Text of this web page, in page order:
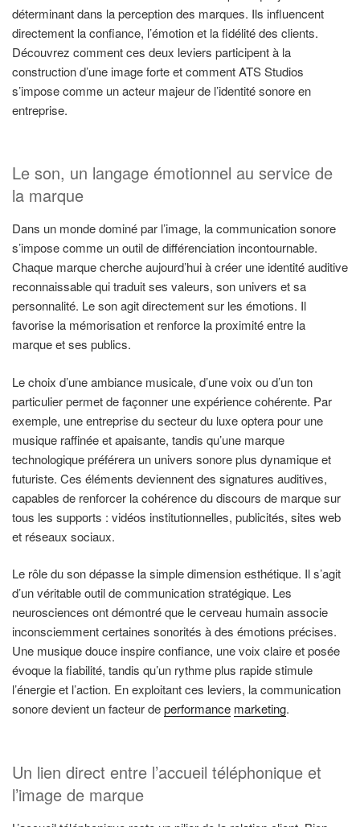
déterminant dans la perception des marques. Ils influencent
directement la confiance, l’émotion et la fidélité des clients.
Découvrez comment ces deux leviers participent à la
construction d’une image forte et comment ATS Studios
s’impose comme un acteur majeur de l’identité sonore en
entreprise.
Le son, un langage émotionnel au service de
la marque
Dans un monde dominé par l’image, la communication sonore
s’impose comme un outil de différenciation incontournable.
Chaque marque cherche aujourd’hui à créer une identité auditive
reconnaissable qui traduit ses valeurs, son univers et sa
personnalité. Le son agit directement sur les émotions. Il
favorise la mémorisation et renforce la proximité entre la
marque et ses publics.
Le choix d’une ambiance musicale, d’une voix ou d’un ton
particulier permet de façonner une expérience cohérente. Par
exemple, une entreprise du secteur du luxe optera pour une
musique raffinée et apaisante, tandis qu’une marque
technologique préférera un univers sonore plus dynamique et
futuriste. Ces éléments deviennent des signatures auditives,
capables de renforcer la cohérence du discours de marque sur
tous les supports : vidéos institutionnelles, publicités, sites web
et réseaux sociaux.
Le rôle du son dépasse la simple dimension esthétique. Il s’agit
d’un véritable outil de communication stratégique. Les
neurosciences ont démontré que le cerveau humain associe
inconsciemment certaines sonorités à des émotions précises.
Une musique douce inspire confiance, une voix claire et posée
évoque la fiabilité, tandis qu’un rythme plus rapide stimule
l’énergie et l’action. En exploitant ces leviers, la communication
sonore devient un facteur deperformance marketing.
Un lien direct entre l’accueil téléphonique et
l’image de marque